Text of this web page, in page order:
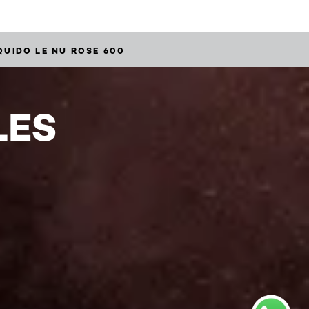
LE NU ROSE 600